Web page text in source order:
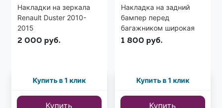
Накладки на зеркала
Renault Duster 2010-
2015
2 000 руб.
Купить в 1 клик
Купить
Накладка на задний
бампер перед
багажником широкая
Renault Duster 2010-
1 800 руб.
Купить в 1 клик
Купить